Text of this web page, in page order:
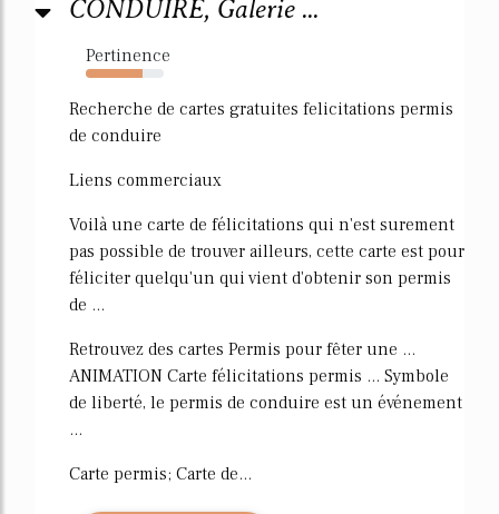
CONDUIRE, Galerie ...
Pertinence
73%
Recherche de cartes gratuites felicitations permis
de conduire
Liens commerciaux
Voilà une carte de félicitations qui n'est surement
pas possible de trouver ailleurs, cette carte est pour
féliciter quelqu'un qui vient d'obtenir son permis
de ...
Retrouvez des cartes Permis pour fêter une ...
ANIMATION Carte félicitations permis ... Symbole
de liberté, le permis de conduire est un événement
...
Carte permis; Carte de...